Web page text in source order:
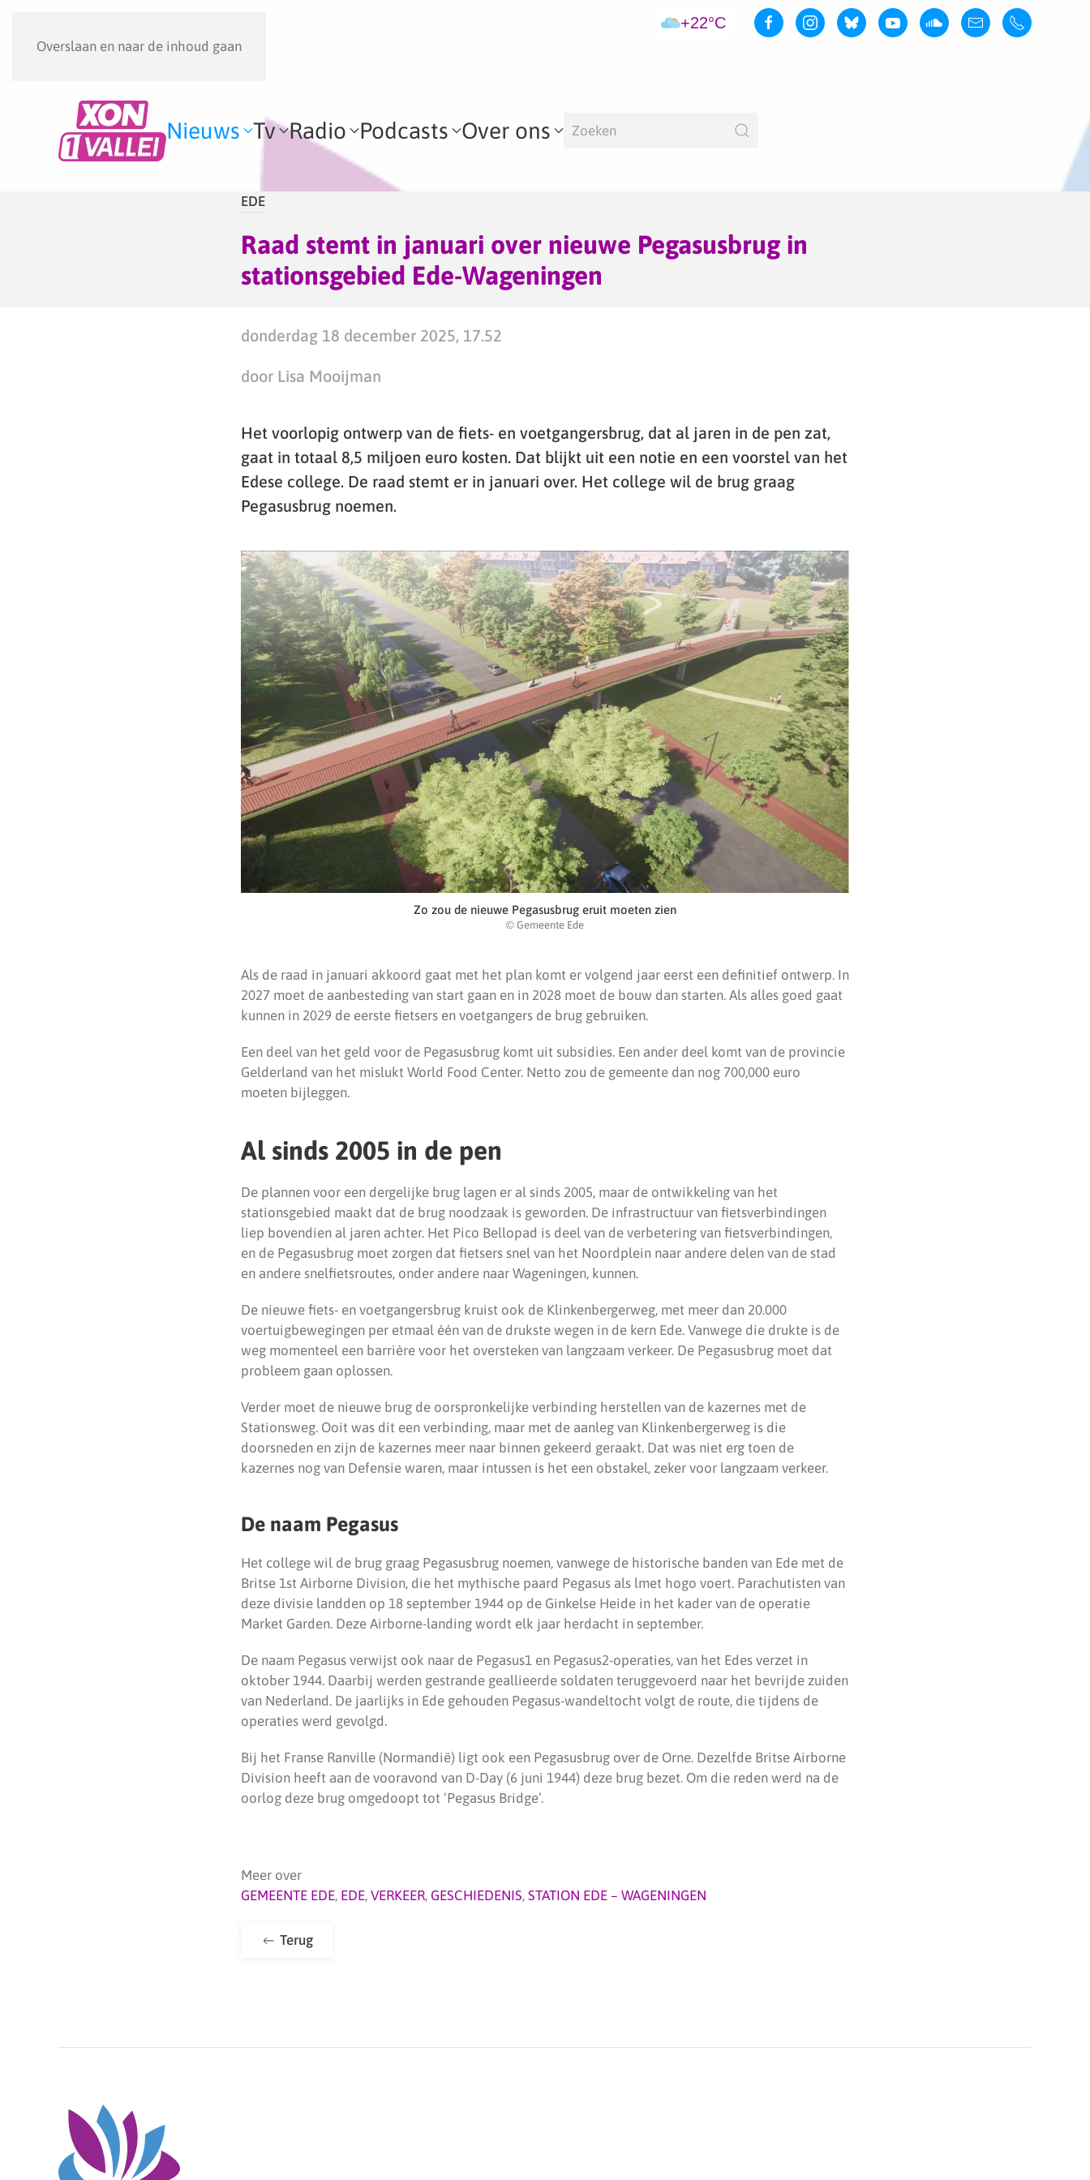
Overslaan en naar de inhoud gaan
+22°C
Nieuws Tv Radio Podcasts Over ons
EDE
Raad stemt in januari over nieuwe Pegasusbrug in
stationsgebied Ede-Wageningen
donderdag 18 december 2025, 17.52
door Lisa Mooijman
Het voorlopig ontwerp van de fiets- en voetgangersbrug, dat al jaren in de pen zat,
gaat in totaal 8,5 miljoen euro kosten. Dat blijkt uit een notie en een voorstel van het
Edese college. De raad stemt er in januari over. Het college wil de brug graag
Pegasusbrug noemen.
Zo zou de nieuwe Pegasusbrug eruit moeten zien
© Gemeente Ede
Als de raad in januari akkoord gaat met het plan komt er volgend jaar eerst een definitief ontwerp. In
2027 moet de aanbesteding van start gaan en in 2028 moet de bouw dan starten. Als alles goed gaat
kunnen in 2029 de eerste fietsers en voetgangers de brug gebruiken.
Een deel van het geld voor de Pegasusbrug komt uit subsidies. Een ander deel komt van de provincie
Gelderland van het mislukt World Food Center. Netto zou de gemeente dan nog 700,000 euro
moeten bijleggen.
Al sinds 2005 in de pen
De plannen voor een dergelijke brug lagen er al sinds 2005, maar de ontwikkeling van het
stationsgebied maakt dat de brug noodzaak is geworden. De infrastructuur van fietsverbindingen
liep bovendien al jaren achter. Het Pico Bellopad is deel van de verbetering van fietsverbindingen,
en de Pegasusbrug moet zorgen dat fietsers snel van het Noordplein naar andere delen van de stad
en andere snelfietsroutes, onder andere naar Wageningen, kunnen.
De nieuwe fiets- en voetgangersbrug kruist ook de Klinkenbergerweg, met meer dan 20.000
voertuigbewegingen per etmaal één van de drukste wegen in de kern Ede. Vanwege die drukte is de
weg momenteel een barrière voor het oversteken van langzaam verkeer. De Pegasusbrug moet dat
probleem gaan oplossen.
Verder moet de nieuwe brug de oorspronkelijke verbinding herstellen van de kazernes met de
Stationsweg. Ooit was dit een verbinding, maar met de aanleg van Klinkenbergerweg is die
doorsneden en zijn de kazernes meer naar binnen gekeerd geraakt. Dat was niet erg toen de
kazernes nog van Defensie waren, maar intussen is het een obstakel, zeker voor langzaam verkeer.
De naam Pegasus
Het college wil de brug graag Pegasusbrug noemen, vanwege de historische banden van Ede met de
Britse 1st Airborne Division, die het mythische paard Pegasus als lmet hogo voert. Parachutisten van
deze divisie landden op 18 september 1944 op de Ginkelse Heide in het kader van de operatie
Market Garden. Deze Airborne-landing wordt elk jaar herdacht in september.
De naam Pegasus verwijst ook naar de Pegasus1 en Pegasus2-operaties, van het Edes verzet in
oktober 1944. Daarbij werden gestrande geallieerde soldaten teruggevoerd naar het bevrijde zuiden
van Nederland. De jaarlijks in Ede gehouden Pegasus-wandeltocht volgt de route, die tijdens de
operaties werd gevolgd.
Bij het Franse Ranville (Normandië) ligt ook een Pegasusbrug over de Orne. Dezelfde Britse Airborne
Division heeft aan de vooravond van D-Day (6 juni 1944) deze brug bezet. Om die reden werd na de
oorlog deze brug omgedoopt tot ‘Pegasus Bridge’.
Meer over
GEMEENTE EDE, EDE, VERKEER, GESCHIEDENIS, STATION EDE – WAGENINGEN
Terug